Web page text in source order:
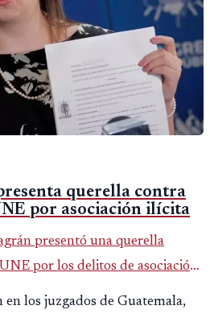
querella contra
por asociación ilícita
presentó una querella
por los delitos de asociación
en los juzgados de Guatemala,